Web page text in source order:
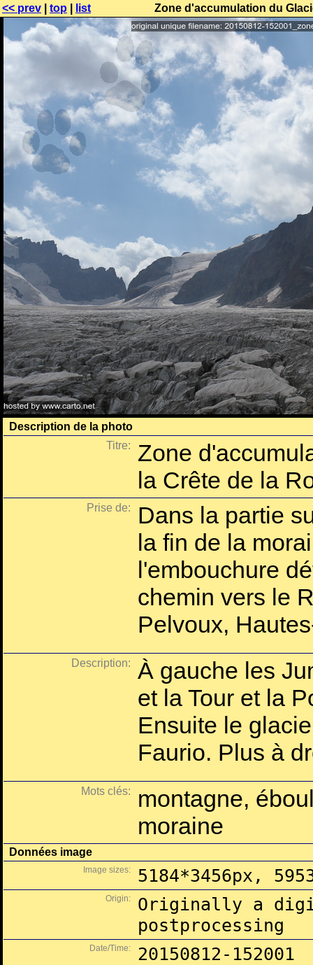
<< prev top list Zone d'accumulation du
Description de la photo
Titre:
Zone
la Crête de la
Prise de:
Dans la partie
la fin de la
l'embouchure
chemin vers le
Pelvoux,
Description:
À gauche les
et la Tour et la
Ensuite le
Faurio. Plus à
Mots clés:
montagne,
moraine
Données image
Image sizes: 5184*3456px,
Origin:
Originally a
postprocessing
Date/Time: 20150812-152001